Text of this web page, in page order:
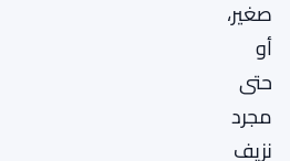
صغير،
أو
حتى
مجرد
نزيف